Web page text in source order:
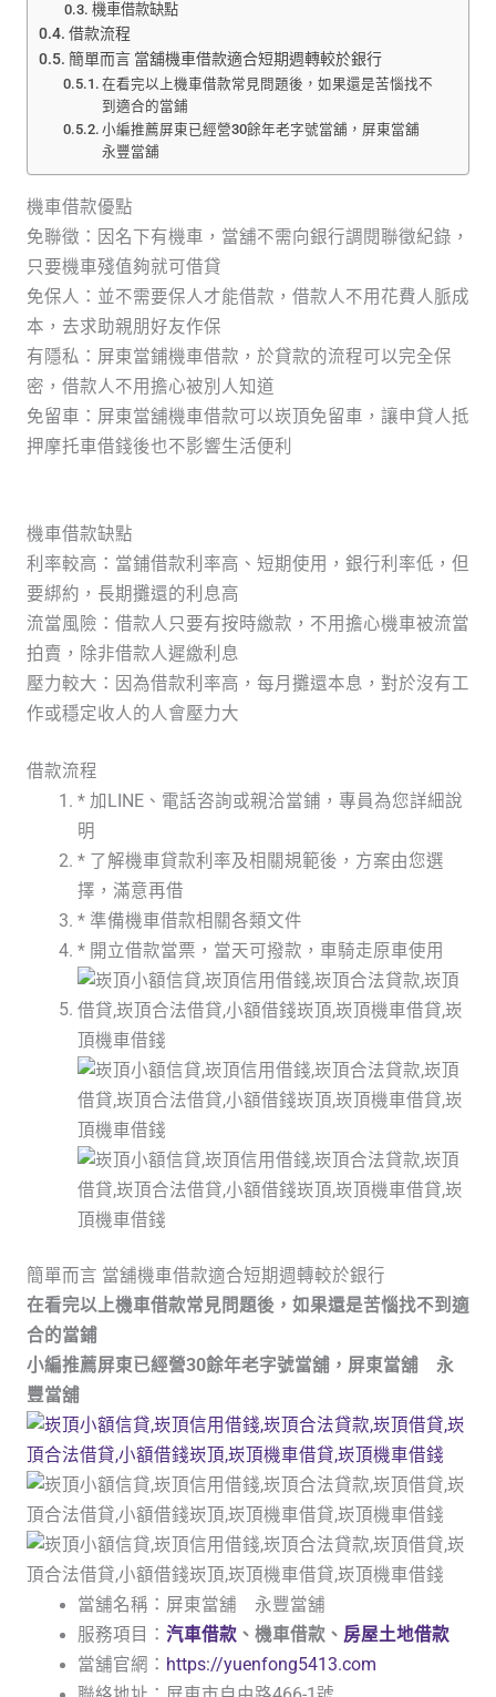
機車借款缺點
借款流程
簡單而言 當舖機車借款適合短期週轉較於銀行
在看完以上機車借款常見問題後，如果還是苦惱找不
到適合的當鋪
小編推薦屏東已經營30餘年老字號當舖，屏東當舖
永豐當舖
機車借款優點
免聯徵：因名下有機車，當舖不需向銀行調閱聯徵紀錄，
只要機車殘值夠就可借貸
免保人：並不需要保人才能借款，借款人不用花費人脈成
本，去求助親朋好友作保
有隱私：屏東當鋪機車借款，於貸款的流程可以完全保
密，借款人不用擔心被別人知道
免留車：屏東當舖機車借款可以崁頂免留車，讓申貸人抵
押摩托車借錢後也不影響生活便利
機車借款缺點
利率較高：當鋪借款利率高、短期使用，銀行利率低，但
要綁約，長期攤還的利息高
流當風險：借款人只要有按時繳款，不用擔心機車被流當
拍賣，除非借款人遲繳利息
壓力較大：因為借款利率高，每月攤還本息，對於沒有工
作或穩定收人的人會壓力大
借款流程
* 加LINE、電話咨詢或親洽當鋪，專員為您詳細說
明
* 了解機車貸款利率及相關規範後，方案由您選
擇，滿意再借
* 準備機車借款相關各類文件
* 開立借款當票，當天可撥款，車騎走原車使用
簡單而言 當舖機車借款適合短期週轉較於銀行
在看完以上機車借款常見問題後，如果還是苦惱找不到適
合的當鋪
小編推薦屏東已經營30餘年老字號當舖，屏東當舖 永
豐當舖
當舖名稱：屏東當舖 永豐當舖
服務項目：汽車借款 、機車借款、 房屋土地借款
當舖官網： https://yuenfong5413.com